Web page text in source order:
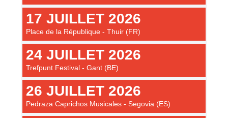
17 JUILLET 2026
Place de la République - Thuir (FR)
24 JUILLET 2026
Trefpunt Festival - Gant (BE)
26 JUILLET 2026
Pedraza Caprichos Musicales - Segovia (ES)